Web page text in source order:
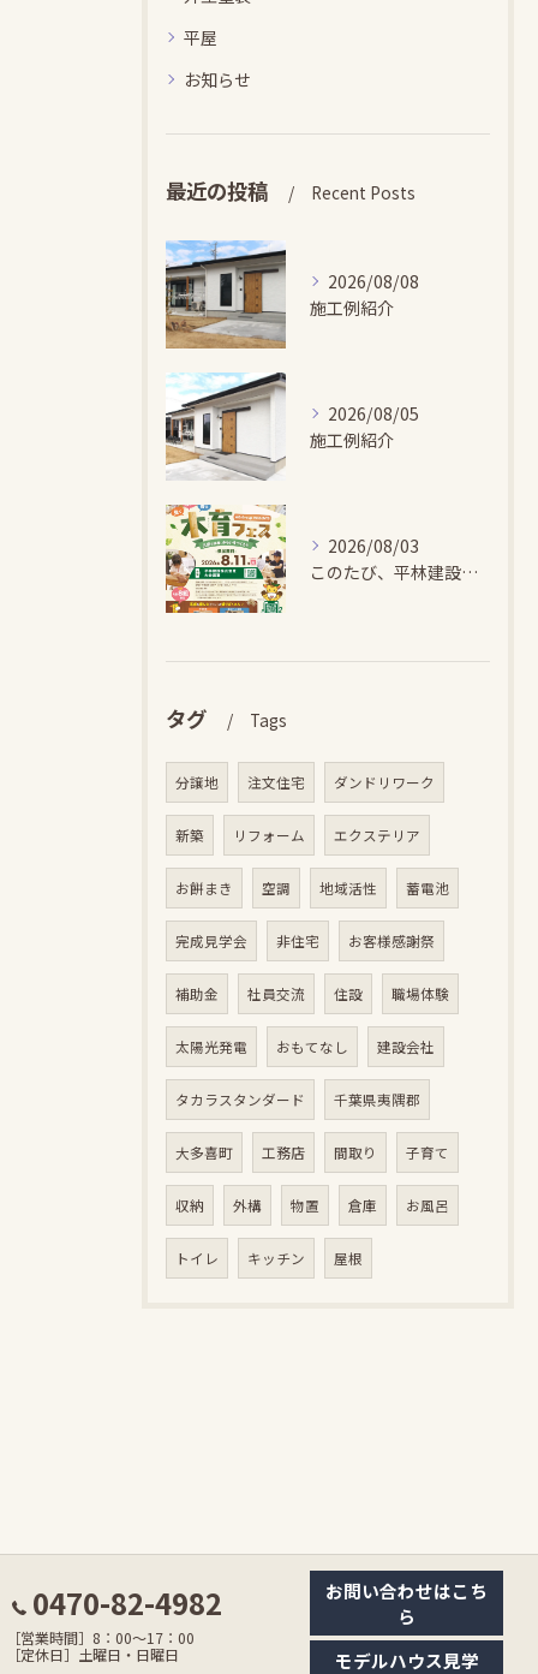
平屋
お知らせ
最近の投稿 Recent Posts
2026/08/08
施工例紹介
2026/08/05
施工例紹介
2026/08/03
このたび、平林建設では、お子さまが木とふれあい・木について学...
タグ Tags
分譲地 注文住宅 ダンドリワーク
新築 リフォーム エクステリア
お餅まき 空調 地域活性 蓄電池
完成見学会 非住宅 お客様感謝祭
補助金 社員交流 住設 職場体験
太陽光発電 おもてなし 建設会社
タカラスタンダード 千葉県夷隅郡
大多喜町 工務店 間取り 子育て
収納 外構 物置 倉庫 お風呂
トイレ キッチン 屋根
0470-82-4982
［営業時間］8：00〜17：00
［定休日］土曜日・日曜日
お問い合わせはこち
ら
モデルハウス見学